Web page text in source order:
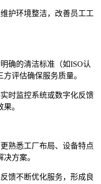
护环境整洁，改善员工工
确的清洁标准（如ISO认
评估确保服务质量。
时监控系统或数字化反馈
。
熟悉工厂布局、设备特点
方案。
馈不断优化服务，形成良